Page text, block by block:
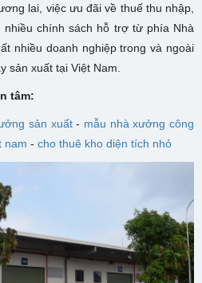
lai, việc ưu đãi về thuế thu nhập,
chính sách hỗ trợ từ phía Nhà
nhiều doanh nghiệp trong và ngoài
sản xuất tại Việt Nam.
tâm:
sản xuất- mẫu nhà xưởng công
nam - cho thuê kho diện tích nhỏ